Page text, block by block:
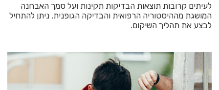
לעיתים קרובות תוצאות הבדיקות תקינות ועל סמך האבחנה
המושגת מההיסטוריה הרפואית והבדיקה הגופנית, ניתן להתחיל
לבצע את תהליך השיקום.